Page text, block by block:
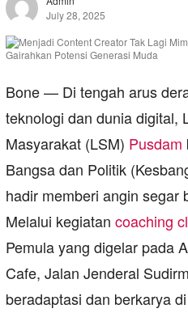
July 28, 2025
Bone — Di tengah arus
teknologi dan dunia digital,
Masyarakat (LSM) Pusdam
Bangsa dan Politik
hadir memberi angin segar
Melalui kegiatan coaching
Pemula yang digelar pada
Cafe, Jalan Jenderal
beradaptasi dan berkarya